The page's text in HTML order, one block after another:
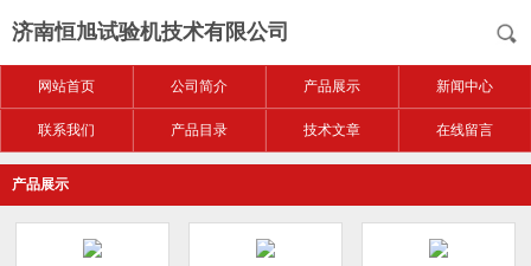
济南恒旭试验机技术有限公司
网站首页 公司简介 产品展示 新闻中心
联系我们 产品目录 技术文章 在线留言
产品展示